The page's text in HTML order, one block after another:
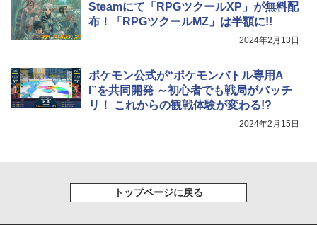
Steamにて「RPGツクールXP」が無料配
布！「RPGツクールMZ」は半額に!!
2024年2月13日
ポケモン公式が“ポケモンバトル専用A
I”を共同開発 ～初心者でも戦局がバッチ
リ！ これからの観戦体験が変わる!?
2024年2月15日
トップページに戻る